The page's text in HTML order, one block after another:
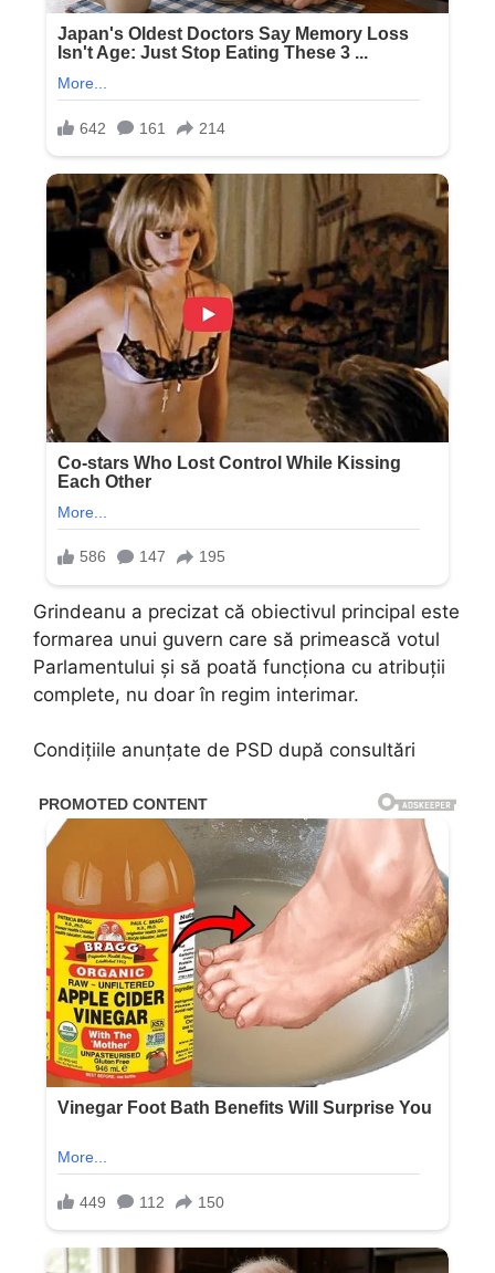
Grindeanu a precizat că obiectivul principal este
formarea unui guvern care să primească votul
Parlamentului și să poată funcționa cu atribuții
complete, nu doar în regim interimar.
Condițiile anunțate de PSD după consultări